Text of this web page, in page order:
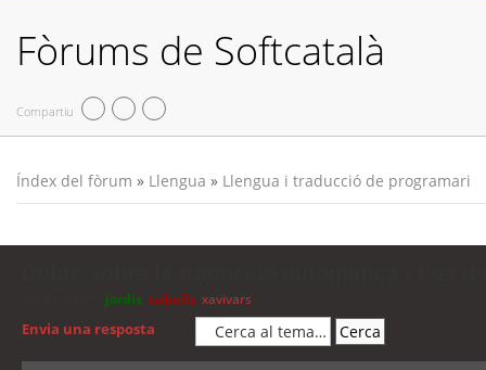
Fòrums de Softcatalà
Compartiu
Índex del fòrum » Llengua » Llengua i traducció de programari
jordis cubells xavivars
Envia una resposta